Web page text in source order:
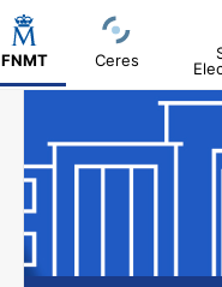
FNMT Ceres